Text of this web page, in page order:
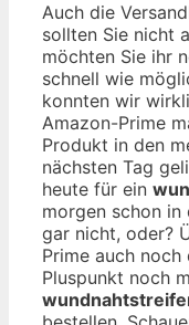
Auch die
sollten Sie nicht
möchten Sie ihr
schnell wie
konnten wir
Amazon-Prime
Produkt in den
nächsten Tag
heute für ein
morgen schon in
gar nicht, oder?
Prime auch
Pluspunkt noch